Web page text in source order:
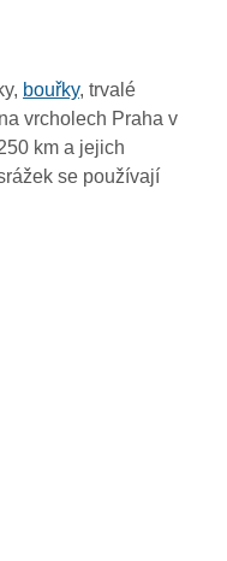
04:15
04:05
03:55
03:45
bouřky, trvalé
vrcholech Praha v
km a jejich
se používají